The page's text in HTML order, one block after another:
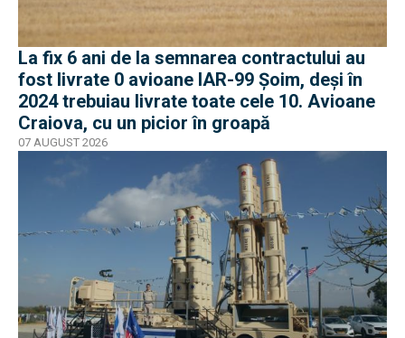
La fix 6 ani de la semnarea contractului au
fost livrate 0 avioane IAR-99 Șoim, deși în
2024 trebuiau livrate toate cele 10. Avioane
Craiova, cu un picior în groapă
07 AUGUST 2026